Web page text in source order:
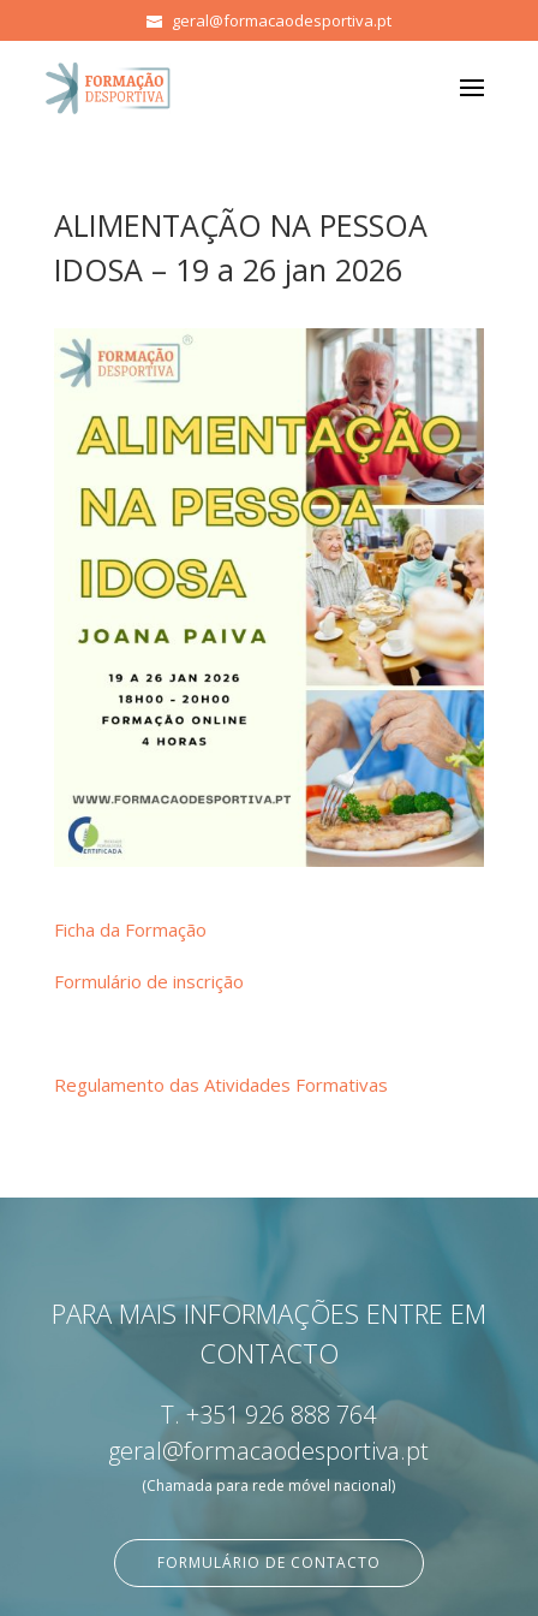
geral@formacaodesportiva.pt
ALIMENTAÇÃO NA PESSOA
IDOSA – 19 a 26 jan 2026
Ficha da Formação
Formulário de inscrição
Regulamento das Atividades Formativas
PARA MAIS INFORMAÇÕES ENTRE EM
CONTACTO
T.+351 926 888 764
geral@formacaodesportiva.pt
(Chamada para rede móvel nacional)
FORMULÁRIO DE CONTACTO